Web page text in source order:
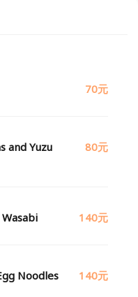
70元
and Yuzu
80元
140元
Noodles
140元